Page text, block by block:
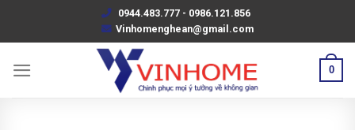
0944.483.777 - 0986.121.856
Vinhomenghean@gmail.com
0